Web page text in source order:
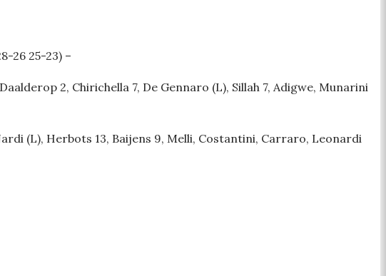
26 25-23) –
2, Chirichella 7, De Gennaro (L), Sillah 7, Adigwe, Munarini
(L), Herbots 13, Baijens 9, Melli, Costantini, Carraro, Leonardi